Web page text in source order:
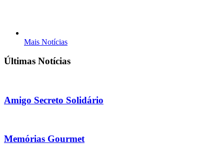
Mais Notícias
Últimas Notícias
Amigo Secreto Solidário
Memórias Gourmet